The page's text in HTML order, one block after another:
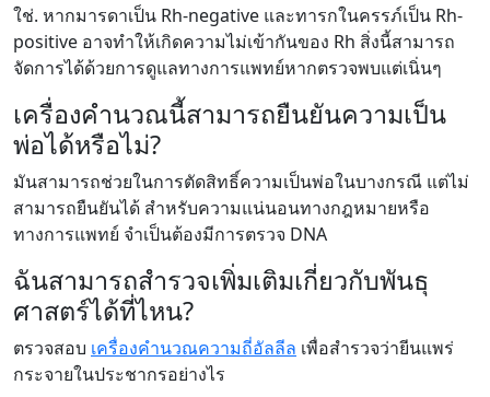
ใช่. หากมารดาเป็น Rh-negative และทารกในครรภ์เป็น Rh-
positive อาจทำให้เกิดความไม่เข้ากันของ Rh สิ่งนี้สามารถ
จัดการได้ด้วยการดูแลทางการแพทย์หากตรวจพบแต่เนิ่นๆ
เครื่องคำนวณนี้สามารถยืนยันความเป็น
พ่อได้หรือไม่?
มันสามารถช่วยในการตัดสิทธิ์ความเป็นพ่อในบางกรณี แต่ไม่
สามารถยืนยันได้ สำหรับความแน่นอนทางกฎหมายหรือ
ทางการแพทย์ จำเป็นต้องมีการตรวจ DNA
ฉันสามารถสำรวจเพิ่มเติมเกี่ยวกับพันธุ
ศาสตร์ได้ที่ไหน?
ตรวจสอบ เครื่องคำนวณความถี่อัลลีล เพื่อสำรวจว่ายีนแพร่
กระจายในประชากรอย่างไร